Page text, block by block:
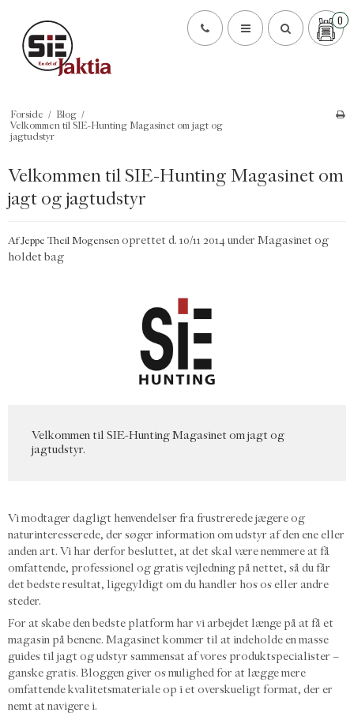
0
Forside / Blog /
Velkommen til SIE-Hunting Magasinet om jagt og
jagtudstyr
Velkommen til SIE-Hunting Magasinet om
jagt og jagtudstyr
AfJeppe Theil Mogensen oprettet d. 10/11 2014 underMagasinet og
holdet bag
Velkommen til SIE-Hunting Magasinet om jagt og
jagtudstyr.
Vi modtager dagligt henvendelser fra frustrerede jægere og
naturinteresserede, der søger information om udstyr af den ene eller
anden art. Vi har derfor besluttet, at det skal være nemmere at få
omfattende, professionel og gratis vejledning på nettet, så du får
det bedste resultat, ligegyldigt om du handler hos os eller andre
steder.
For at skabe den bedste platform har vi arbejdet længe på at få et
magasin på benene. Magasinet kommer til at indeholde en masse
guides til jagt og udstyr sammensat af vores produktspecialister –
ganske gratis. Bloggen giver os mulighed for at lægge mere
omfattende kvalitetsmateriale op i et overskueligt format, der er
nemt at navigere i.